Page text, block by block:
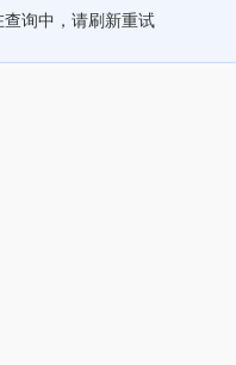
查询中，请刷新重试